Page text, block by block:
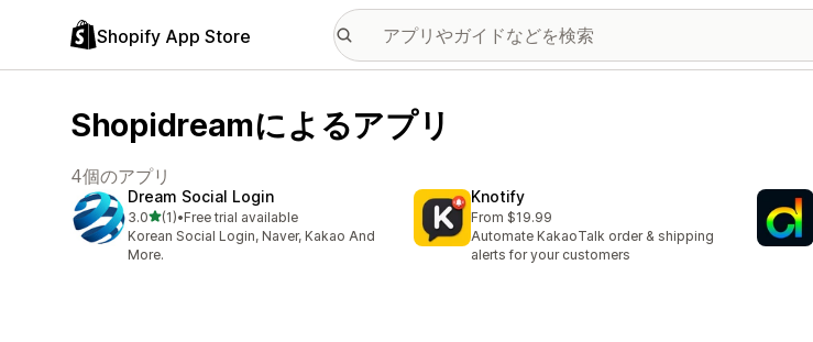
Shopify App Store
Shopidreamによるアプリ
4個のアプリ
Dream Social Login
3.05つ星中
(1)
合計レビュー数：1件
•Free trial available
Korean Social Login, Naver, Kakao And
More.
Knotify
From $19.99
Automate KakaoTalk order & shipping
alerts for your customers